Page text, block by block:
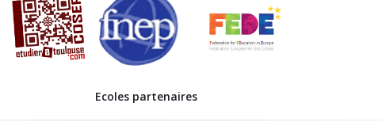
Ecoles partenaires